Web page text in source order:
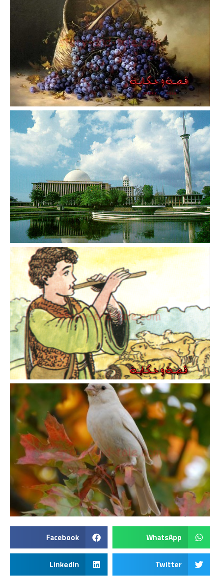
WhatsApp
Facebook
Twitter
LinkedIn